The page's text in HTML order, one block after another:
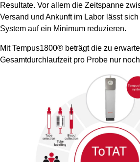
Resultate. Vor allem die Zeitspanne
Versand und Ankunft im Labor lässt
System auf ein Minimum reduzieren.
Mit Tempus1800® beträgt die zu
Gesamtdurchlaufzeit pro Probe nur